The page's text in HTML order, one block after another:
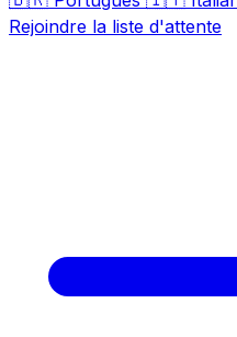
Rejoindre la liste d'attente